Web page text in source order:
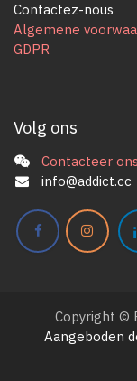
Contactez-nous
Algemene
GDPR
Volg ons
Contacteer ons
info@addict.cc
Copyright ©
Aangeboden